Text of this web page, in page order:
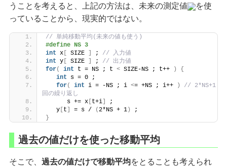
うことを考えると、上記の方法は、未来の測定値
を使
っていることから、現実的ではない。
// 単純移動平均(未来の値も使う)
#define NS 3
int x[ SIZE ; // 入力値
int y[ SIZE ; // 出力値
for( int t = NS ; t < SIZE-NS ; t++ )
{
int s = 0 ;
for( int i = -NS ; i <= +NS ; i++ )
// 2*NS+1
回の繰り返し
      s += x
[ t+i]
;
   y
[ t = s / (2*NS + 1)
;
}
過去の値だけを使った移動平均
そこで、 過去の値だけで移動平均をとることも考えられ